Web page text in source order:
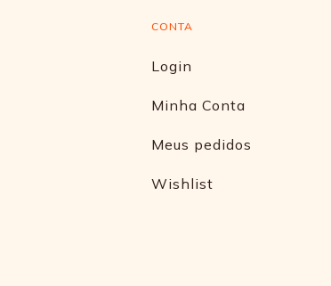
CONTA
Login
Minha Conta
Meus pedidos
Wishlist